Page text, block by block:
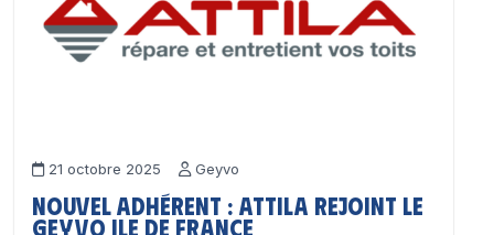
21 octobre 2025 Geyvo
Nouvel adhérent : ATTILA rejoint le
GEYVO Ile de France